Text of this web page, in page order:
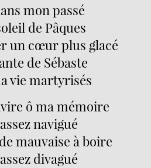
mon passé
de Pâques
un cœur plus glacé
de Sébaste
vie martyrisés
ô ma mémoire
navigué
mauvaise à boire
divagué